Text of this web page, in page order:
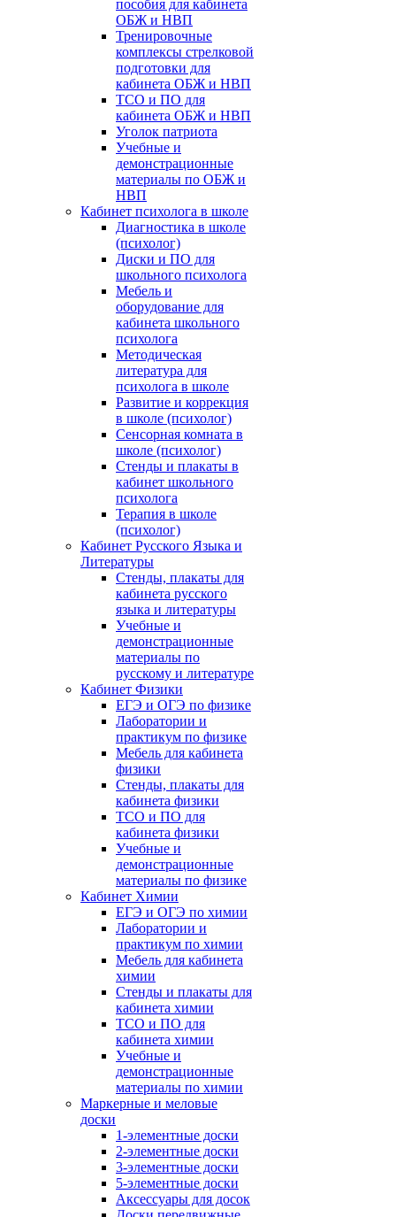
пособия для кабинета
ОБЖ и НВП
Тренировочные
комплексы стрелковой
подготовки для
кабинета ОБЖ и НВП
ТСО и ПО для
кабинета ОБЖ и НВП
Уголок патриота
Учебные и
демонстрационные
материалы по ОБЖ и
НВП
Кабинет психолога в школе
Диагностика в школе
(психолог)
Диски и ПО для
школьного психолога
Мебель и
оборудование для
кабинета школьного
психолога
Методическая
литература для
психолога в школе
Развитие и коррекция
в школе (психолог)
Сенсорная комната в
школе (психолог)
Стенды и плакаты в
кабинет школьного
психолога
Терапия в школе
(психолог)
Кабинет Русского Языка и
Литературы
Стенды, плакаты для
кабинета русского
языка и литературы
Учебные и
демонстрационные
материалы по
русскому и литературе
Кабинет Физики
ЕГЭ и ОГЭ по физике
Лаборатории и
практикум по физике
Мебель для кабинета
физики
Стенды, плакаты для
кабинета физики
ТСО и ПО для
кабинета физики
Учебные и
демонстрационные
материалы по физике
Кабинет Химии
ЕГЭ и ОГЭ по химии
Лаборатории и
практикум по химии
Мебель для кабинета
химии
Стенды и плакаты для
кабинета химии
ТСО и ПО для
кабинета химии
Учебные и
демонстрационные
материалы по химии
Маркерные и меловые
доски
1-элементные доски
2-элементные доски
3-элементные доски
5-элементные доски
Аксессуары для досок